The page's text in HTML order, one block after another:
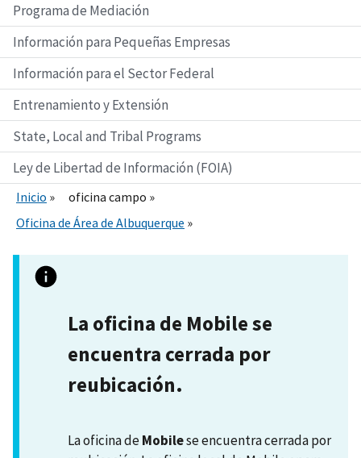
Programa de Mediación
Información para Pequeñas Empresas
Información para el Sector Federal
Entrenamiento y Extensión
State, Local and Tribal Programs
Ley de Libertad de Información (FOIA)
Inicio
oficina campo
Oficina de Área de Albuquerque
La oficina de Mobile se
encuentra cerrada por
reubicación.
La oficina deMobilese encuentra cerrada por